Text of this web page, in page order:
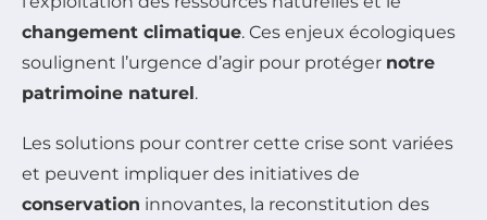
changement climatique. Ces enjeux écologiques
soulignent l’urgence d’agir pour protéger notre
patrimoine naturel.
Les solutions pour contrer cette crise sont variées
et peuvent impliquer des initiatives de
conservation innovantes, la reconstitution des